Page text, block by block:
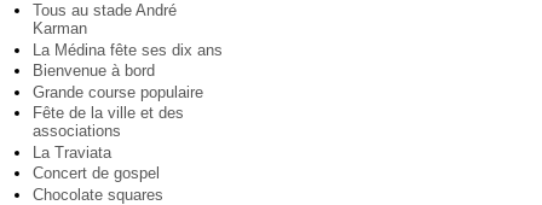
Tous au stade André
Karman
La Médina fête ses dix ans
Bienvenue à bord
Grande course populaire
Fête de la ville et des
associations
La Traviata
Concert de gospel
Chocolate squares